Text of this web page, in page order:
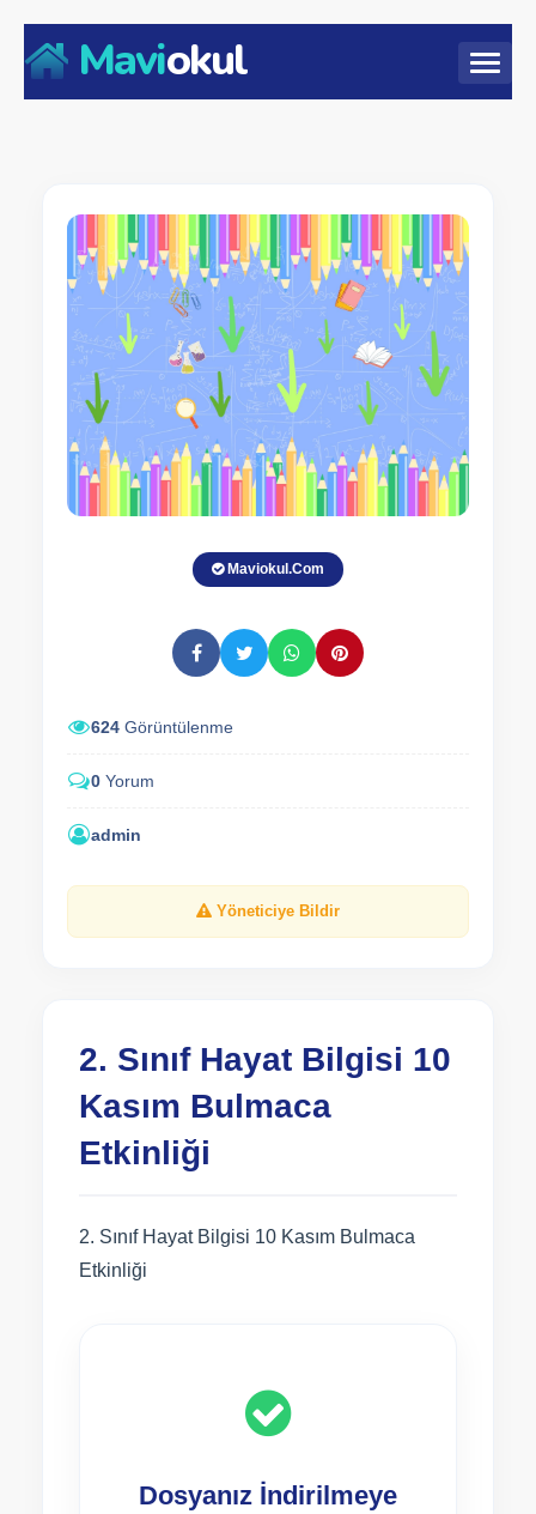
Maviokul
Maviokul.Com
624 Görüntülenme
0 Yorum
admin
Yöneticiye Bildir
2. Sınıf Hayat Bilgisi 10
Kasım Bulmaca
Etkinliği
2. Sınıf Hayat Bilgisi 10 Kasım Bulmaca
Etkinliği
Dosyanız İndirilmeye